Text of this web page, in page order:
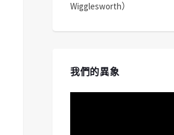
Wigglesworth）
我們的異象